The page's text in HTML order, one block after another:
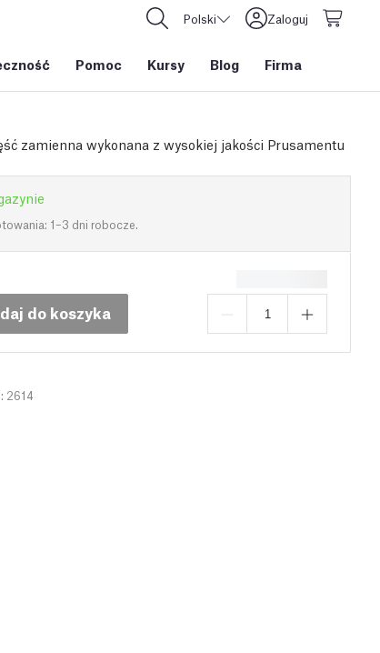
Polski Zaloguj
Pomoc Kursy Blog Firma
zamienna wykonana z wysokiej jakości Prusamentu
1–3 dni robocze.
do koszyka
2614